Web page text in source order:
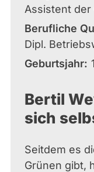
Assistent
Berufliche
Dipl.
Geburtsjahr
Bertil
sich
Seitdem es
Grünen gibt,